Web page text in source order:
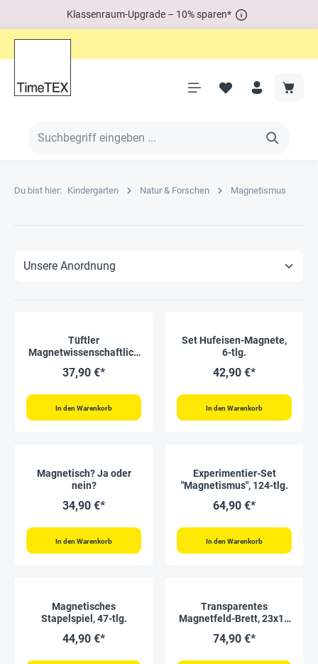
Klassenraum-Upgrade – 10% sparen*
Du bist hier: Kindergarten Natur & Forschen Magnetismus
Tüftler
Magnetwissenschaftlich
37,90 €*
In den Warenkorb
Set Hufeisen-Magnete,
6-tlg.
42,90 €*
In den Warenkorb
Magnetisch? Ja oder
nein?
34,90 €*
In den Warenkorb
Experimentier-Set
"Magnetismus", 124-tlg.
64,90 €*
In den Warenkorb
Magnetisches
Stapelspiel, 47-tlg.
44,90 €*
Transparentes
Magnetfeld-Brett, 23x13
74,90 €*